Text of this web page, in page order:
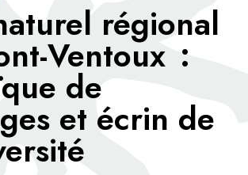
régional
Ventoux :
de
et écrin de